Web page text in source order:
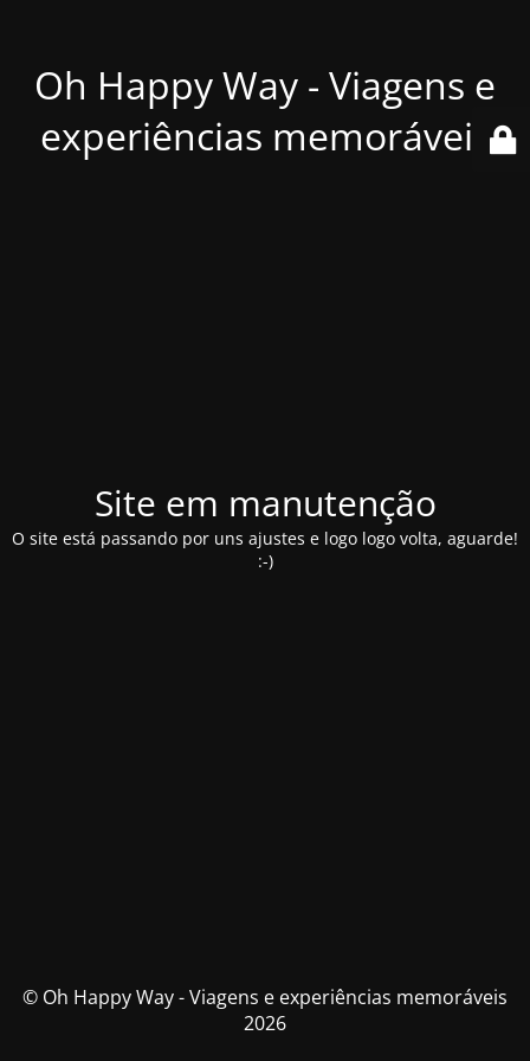
Oh Happy Way - Viagens e
experiências memoráveis
Site em manutenção
O site está passando por uns ajustes e logo logo volta, aguarde!
:-)
© Oh Happy Way - Viagens e experiências memoráveis
2026